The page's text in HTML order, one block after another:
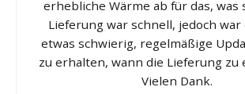
erhebliche Wärme ab für das, was
Lieferung war schnell, jedoch war
etwas schwierig, regelmäßige
zu erhalten, wann die Lieferung zu
Vielen Dank.